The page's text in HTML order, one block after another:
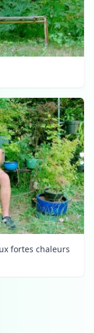
fortes chaleurs